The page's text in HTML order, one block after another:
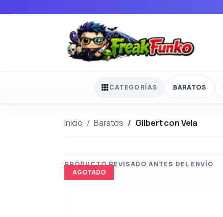
CATEGORÍAS BARATOS
Inicio Baratos Gilbert con Vela
AGOTADO